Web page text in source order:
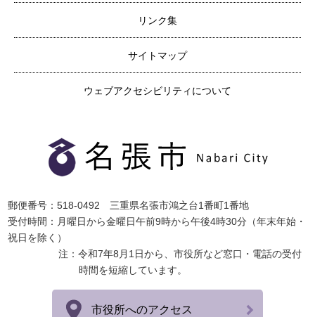
リンク集
サイトマップ
ウェブアクセシビリティについて
郵便番号：518-0492 三重県名張市鴻之台1番町1番地
受付時間：月曜日から金曜日午前9時から午後4時30分（年末年始・
祝日を除く）
注：令和7年8月1日から、市役所など窓口・電話の受付
時間を短縮しています。
市役所へのアクセス